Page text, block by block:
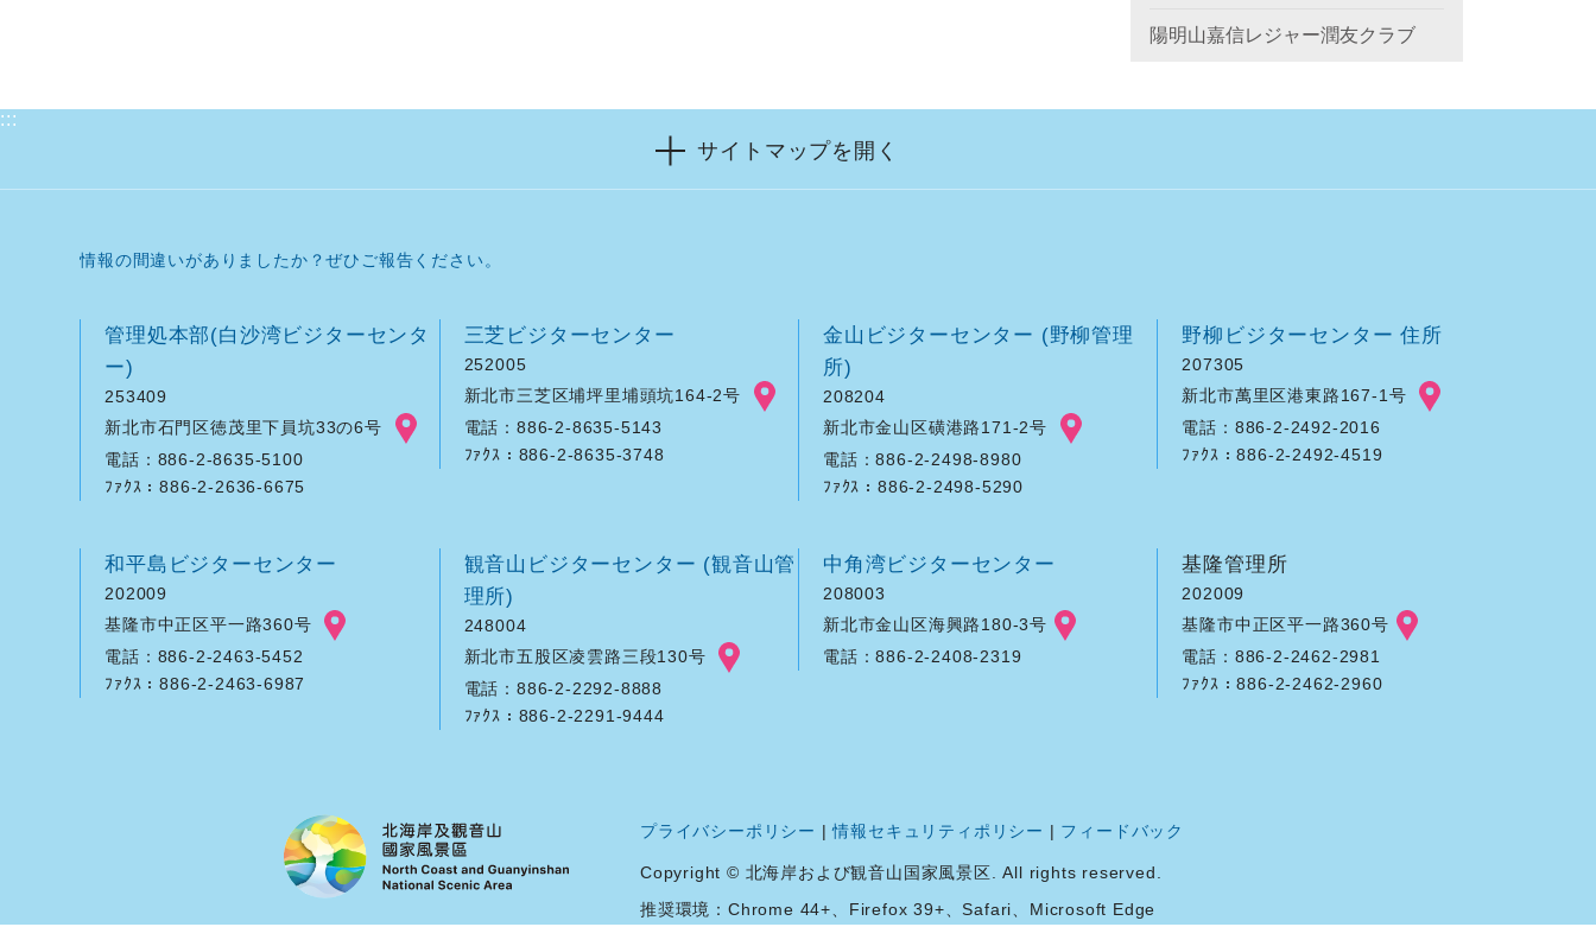
陽明山嘉信レジャー潤友クラブ
:::
サイトマップを開く
情報の間違いがありましたか？ぜひご報告ください。
管理処本部(白沙湾ビジターセンタ
ー)
253409
新北市石門区徳茂里下員坑33の6号
電話：886-2-8635-5100
ﾌｧｸｽ：886-2-2636-6675
三芝ビジターセンター
252005
新北市三芝区埔坪里埔頭坑164-2号
電話：886-2-8635-5143
ﾌｧｸｽ：886-2-8635-3748
金山ビジターセンター (野柳管理
所)
208204
新北市金山区磺港路171-2号
電話：886-2-2498-8980
ﾌｧｸｽ：886-2-2498-5290
野柳ビジターセンター 住所
207305
新北市萬里区港東路167-1号
電話：886-2-2492-2016
ﾌｧｸｽ：886-2-2492-4519
和平島ビジターセンター
202009
基隆市中正区平一路360号
電話：886-2-2463-5452
ﾌｧｸｽ：886-2-2463-6987
観音山ビジターセンター (観音山管
理所)
248004
新北市五股区凌雲路三段130号
電話：886-2-2292-8888
ﾌｧｸｽ：886-2-2291-9444
中角湾ビジターセンター
208003
新北市金山区海興路180-3号
電話：886-2-2408-2319
基隆管理所
202009
基隆市中正区平一路360号
電話：886-2-2462-2981
ﾌｧｸｽ：886-2-2462-2960
プライバシーポリシー |情報セキュリティポリシー | フィードバック
Copyright © 北海岸および観音山国家風景区. All rights reserved.
推奨環境：Chrome 44+、Firefox 39+、Safari、Microsoft Edge